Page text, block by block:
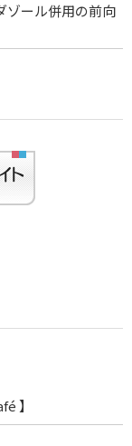
ゾール併用の前向
】